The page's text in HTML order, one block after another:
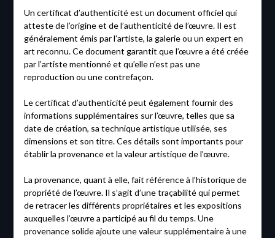
Un certificat d’authenticité est un document officiel qui
atteste de l’origine et de l’authenticité de l’œuvre. Il est
généralement émis par l’artiste, la galerie ou un expert en
art reconnu. Ce document garantit que l’œuvre a été créée
par l’artiste mentionné et qu’elle n’est pas une
reproduction ou une contrefaçon.
Le certificat d’authenticité peut également fournir des
informations supplémentaires sur l’œuvre, telles que sa
date de création, sa technique artistique utilisée, ses
dimensions et son titre. Ces détails sont importants pour
établir la provenance et la valeur artistique de l’œuvre.
La provenance, quant à elle, fait référence à l’historique de
propriété de l’œuvre. Il s’agit d’une traçabilité qui permet
de retracer les différents propriétaires et les expositions
auxquelles l’œuvre a participé au fil du temps. Une
provenance solide ajoute une valeur supplémentaire à une